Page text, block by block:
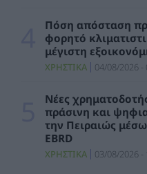
Πολύ υψηλός
(κατηγορία κινδύνου
Αυγούστου 2026
ΧΡΗΣΤΙΚΑ 04/08/2026 - 09:37
Νέα Αριστερά:
δισεκατομμυρίων για
πρόληψη των
ΠΟΛΙΤΙΚΗ 04/08/2026 - 08:58
Πόση απόσταση
φορητό
μέγιστη
ΧΡΗΣΤΙΚΑ 04/08/2026 -
Νέες
πράσινη και
την Πειραιώς
EBRD
ΧΡΗΣΤΙΚΑ 03/08/2026 -